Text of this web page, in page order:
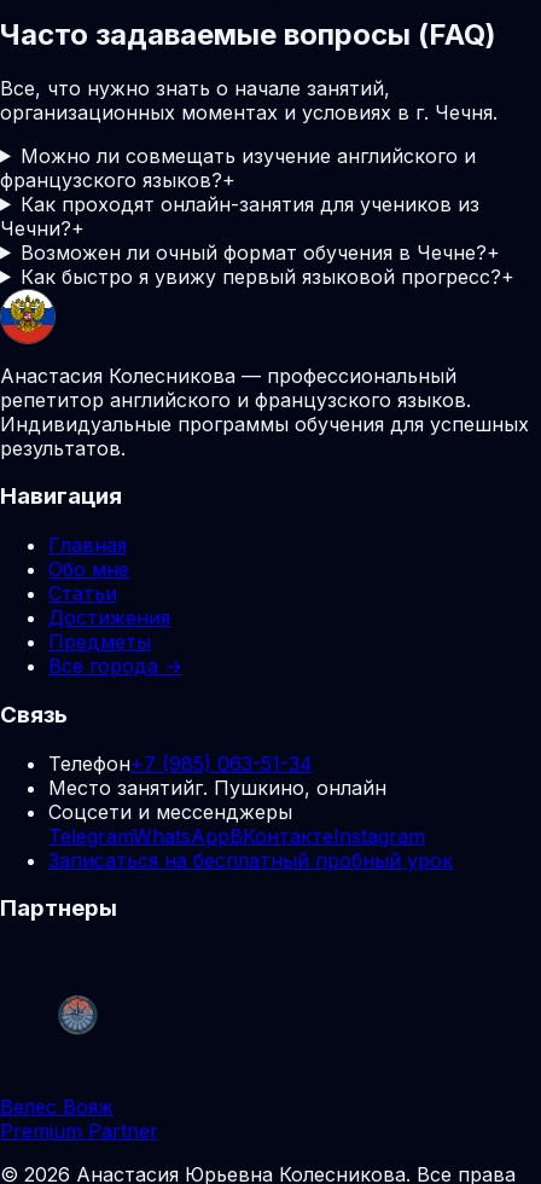
Часто задаваемые вопросы (FAQ)
Все, что нужно знать о начале занятий,
организационных моментах и условиях в г. Чечня.
Можно ли совмещать изучение английского и
французского языков?+
Как проходят онлайн-занятия для учеников из
Чечни?+
Возможен ли очный формат обучения в Чечне?+
Как быстро я увижу первый языковой прогресс?+
Анастасия Колесникова — профессиональный
репетитор английского и французского языков.
Индивидуальные программы обучения для успешных
результатов.
Навигация
Главная
Обо мне
Статьи
Достижения
Предметы
Все города →
Связь
Телефон+7 (985) 063-51-34
Место занятийг. Пушкино, онлайн
Соцсети и мессенджеры
TelegramWhatsAppВКонтактеInstagram
Записаться на бесплатный пробный урок
Партнеры
Велес Вояж
Premium Partner
© 2026 Анастасия Юрьевна Колесникова. Все права